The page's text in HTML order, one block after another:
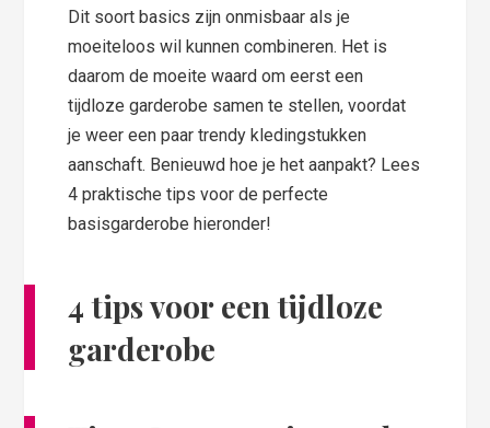
Dit soort basics zijn onmisbaar als je
moeiteloos wil kunnen combineren. Het is
daarom de moeite waard om eerst een
tijdloze garderobe samen te stellen, voordat
je weer een paar trendy kledingstukken
aanschaft. Benieuwd hoe je het aanpakt? Lees
4 praktische tips voor de perfecte
basisgarderobe hieronder!
4 tips voor een tijdloze
garderobe